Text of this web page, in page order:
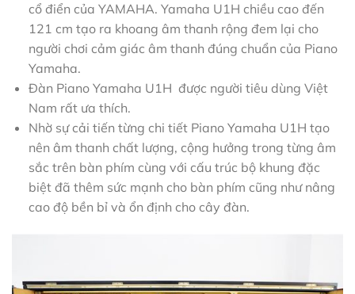
cổ điển của YAMAHA. Yamaha U1H chiều cao đến
121 cm tạo ra khoang âm thanh rộng đem lại cho
người chơi cảm giác âm thanh đúng chuẩn của Piano
Yamaha.
Đàn Piano Yamaha U1H được người tiêu dùng Việt
Nam rất ưa thích.
Nhờ sự cải tiến từng chi tiết Piano Yamaha U1H tạo
nên âm thanh chất lượng, cộng hưởng trong từng âm
sắc trên bàn phím cùng với cấu trúc bộ khung đặc
biệt đã thêm sức mạnh cho bàn phím cũng như nâng
cao độ bền bỉ và ổn định cho cây đàn.